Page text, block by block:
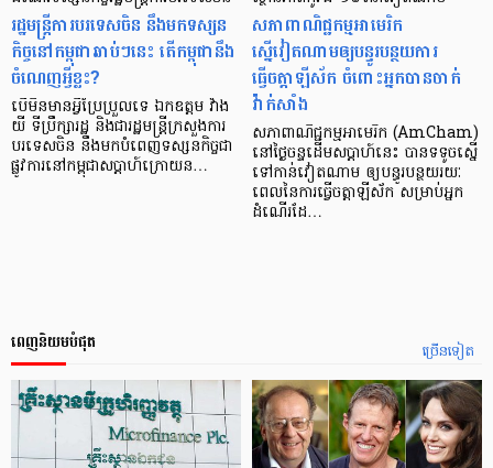
រដ្ឋមន្ត្រីការបរទេសចិន នឹងមកទស្សន
កិច្ចនៅកម្ពុជាឆាប់ៗនេះ តើកម្ពុជានឹង
ចំណេញអ្វីខ្លះ?
បើមិនមានអ្វីប្រែប្រួលទេ ឯកឧត្តម វ៉ាង
យី ទីប្រឹក្សារដ្ឋ និងជារដ្ឋមន្ត្រីក្រសួងការ
បរទេសចិន នឹងមកបំពេញទស្សនកិច្ចជា
ផ្លូវការនៅកម្ពុជាសប្ដាហ៍ក្រោយន…
សភាពាណិជ្ជកម្មអាមេរិក
ស្នើវៀតណាមឲ្យបន្ធូរបន្ថយការ
ធ្វើចត្តាឡីស័ក ចំពោះអ្នកបានចាក់
វ៉ាក់សាំង
សភាពាណិជ្ជកម្មអាមេរិក (AmCham)
នៅថ្ងៃចន្ទដើមសប្ដាហ៍នេះ បានទទូចស្នើ
ទៅកាន់វៀតណាម ឲ្យបន្ធូរបន្ថយរយៈ
ពេលនៃការធ្វើចត្តាឡីស័ក សម្រាប់អ្នក
ដំណើរដែ…
ច្រើនទៀត
ពេញនិយមបំផុត